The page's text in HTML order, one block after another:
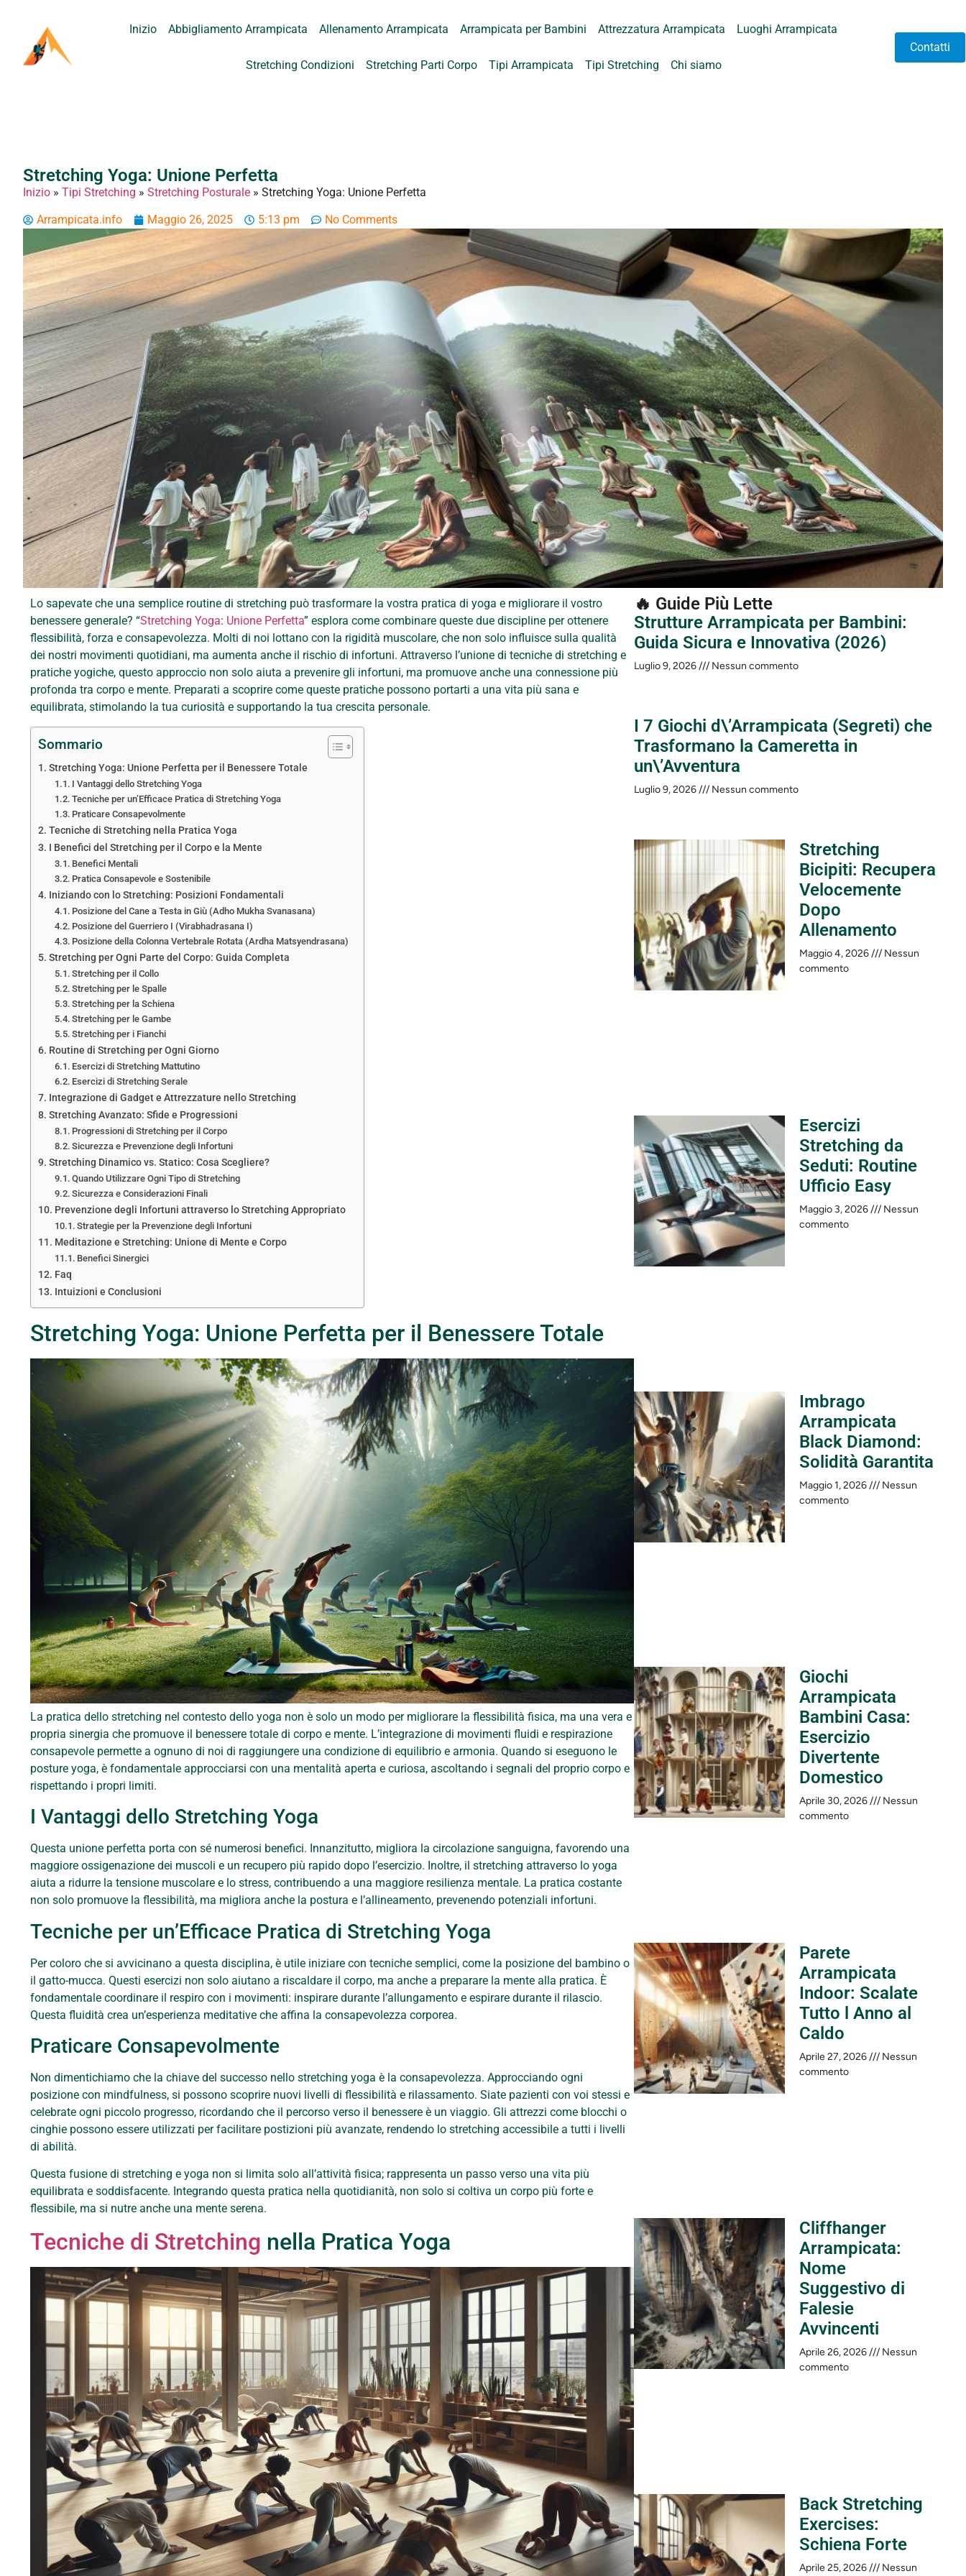
Inizio Abbigliamento Arrampicata Allenamento Arrampicata Arrampicata per Bambini Attrezzatura Arrampicata Luoghi Arrampicata
Stretching Condizioni Stretching Parti Corpo Tipi Arrampicata Tipi Stretching Chi siamo
Contatti
Stretching Yoga: Unione Perfetta
Inizio » Tipi Stretching » Stretching Posturale » Stretching Yoga: Unione Perfetta
Arrampicata.info Maggio 26, 2025 5:13 pm No Comments
Lo sapevate che una semplice routine di stretching può trasformare la vostra pratica di yoga e migliorare il vostro
benessere generale? “Stretching Yoga: Unione Perfetta” esplora come combinare queste due discipline per ottenere
flessibilità, forza e consapevolezza. Molti di noi lottano con la rigidità muscolare, che non solo influisce sulla qualità
dei nostri movimenti quotidiani, ma aumenta anche il rischio di infortuni. Attraverso l’unione di tecniche di stretching e
pratiche yogiche, questo approccio non solo aiuta a prevenire gli infortuni, ma promuove anche una connessione più
profonda tra corpo e mente. Preparati a scoprire come queste pratiche possono portarti a una vita più sana e
equilibrata, stimolando la tua curiosità e supportando la tua crescita personale.
Sommario
Stretching Yoga: Unione Perfetta per il Benessere Totale
I Vantaggi dello Stretching Yoga
Tecniche per un’Efficace Pratica di Stretching Yoga
Praticare Consapevolmente
Tecniche di Stretching nella Pratica Yoga
I Benefici del Stretching per il Corpo e la Mente
Benefici Mentali
Pratica Consapevole e Sostenibile
Iniziando con lo Stretching: Posizioni Fondamentali
Posizione del Cane a Testa in Giù (Adho Mukha Svanasana)
Posizione del Guerriero I (Virabhadrasana I)
Posizione della Colonna Vertebrale Rotata (Ardha Matsyendrasana)
Stretching per Ogni Parte del Corpo: Guida Completa
Stretching per il Collo
Stretching per le Spalle
Stretching per la Schiena
Stretching per le Gambe
Stretching per i Fianchi
Routine di Stretching per Ogni Giorno
Esercizi di Stretching Mattutino
Esercizi di Stretching Serale
Integrazione di Gadget e Attrezzature nello Stretching
Stretching Avanzato: Sfide e Progressioni
Progressioni di Stretching per il Corpo
Sicurezza e Prevenzione degli Infortuni
Stretching Dinamico vs. Statico: Cosa Scegliere?
Quando Utilizzare Ogni Tipo di Stretching
Sicurezza e Considerazioni Finali
Prevenzione degli Infortuni attraverso lo Stretching Appropriato
Strategie per la Prevenzione degli Infortuni
Meditazione e Stretching: Unione di Mente e Corpo
Benefici Sinergici
Faq
Intuizioni e Conclusioni
Stretching Yoga: Unione Perfetta per il Benessere Totale
La pratica dello stretching nel contesto dello yoga non è solo un modo per migliorare la flessibilità fisica, ma una vera e
propria sinergia che promuove il benessere totale di corpo e mente. L’integrazione di movimenti fluidi e respirazione
consapevole permette a ognuno di noi di raggiungere una condizione di equilibrio e armonia. Quando si eseguono le
posture yoga, è fondamentale approcciarsi con una mentalità aperta e curiosa, ascoltando i segnali del proprio corpo e
rispettando i propri limiti.
I Vantaggi dello Stretching Yoga
Questa unione perfetta porta con sé numerosi benefici. Innanzitutto, migliora la circolazione sanguigna, favorendo una
maggiore ossigenazione dei muscoli e un recupero più rapido dopo l’esercizio. Inoltre, il stretching attraverso lo yoga
aiuta a ridurre la tensione muscolare e lo stress, contribuendo a una maggiore resilienza mentale. La pratica costante
non solo promuove la flessibilità, ma migliora anche la postura e l’allineamento, prevenendo potenziali infortuni.
Tecniche per un’Efficace Pratica di Stretching Yoga
Per coloro che si avvicinano a questa disciplina, è utile iniziare con tecniche semplici, come la posizione del bambino o
il gatto-mucca. Questi esercizi non solo aiutano a riscaldare il corpo, ma anche a preparare la mente alla pratica. È
fondamentale coordinare il respiro con i movimenti: inspirare durante l’allungamento e espirare durante il rilascio.
Questa fluidità crea un’esperienza meditative che affina la consapevolezza corporea.
Praticare Consapevolmente
Non dimentichiamo che la chiave del successo nello stretching yoga è la consapevolezza. Approcciando ogni
posizione con mindfulness, si possono scoprire nuovi livelli di flessibilità e rilassamento. Siate pazienti con voi stessi e
celebrate ogni piccolo progresso, ricordando che il percorso verso il benessere è un viaggio. Gli attrezzi come blocchi o
cinghie possono essere utilizzati per facilitare postizioni più avanzate, rendendo lo stretching accessibile a tutti i livelli
di abilità.
Questa fusione di stretching e yoga non si limita solo all’attività fisica; rappresenta un passo verso una vita più
equilibrata e soddisfacente. Integrando questa pratica nella quotidianità, non solo si coltiva un corpo più forte e
flessibile, ma si nutre anche una mente serena.
Tecniche di Stretching nella Pratica Yoga
🔥 Guide Più Lette
Strutture Arrampicata per Bambini:
Guida Sicura e Innovativa (2026)
Luglio 9, 2026 Nessun commento
I 7 Giochi d\’Arrampicata (Segreti) che
Trasformano la Cameretta in
un\’Avventura
Luglio 9, 2026 Nessun commento
Stretching
Bicipiti: Recupera
Velocemente
Dopo
Allenamento
Maggio 4, 2026
Nessun
commento
Esercizi
Stretching da
Seduti: Routine
Ufficio Easy
Maggio 3, 2026
Nessun
commento
Imbrago
Arrampicata
Black Diamond:
Solidità Garantita
Maggio 1, 2026
Nessun
commento
Giochi
Arrampicata
Bambini Casa:
Esercizio
Divertente
Domestico
Aprile 30, 2026
Nessun
commento
Parete
Arrampicata
Indoor: Scalate
Tutto l Anno al
Caldo
Aprile 27, 2026
Nessun
commento
Cliffhanger
Arrampicata:
Nome
Suggestivo di
Falesie
Avvincenti
Aprile 26, 2026
Nessun
commento
Back Stretching
Exercises:
Schiena Forte
Aprile 25, 2026 Nessun